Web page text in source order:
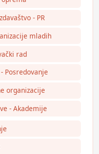
- PR
mladih
rad
Posredovanje
organizacije
- Akademije